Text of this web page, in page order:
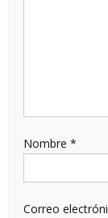
Nombre *
Correo